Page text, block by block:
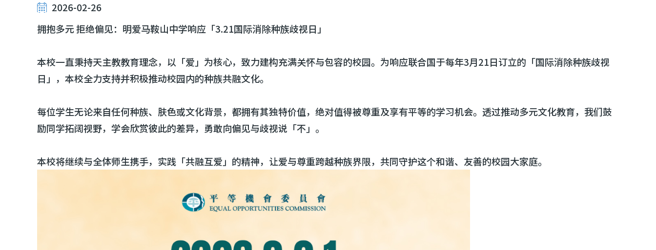
2026-02-26
拥抱多元 拒绝偏见：明爱马鞍山中学响应「3.21国际消除种族歧视日」
本校一直秉持天主教教育理念，以「爱」为核心，致力建构充满关怀与包容的校园。为响应联合国于每年3月21日订立的「国际消除种族歧视
日」，本校全力支持并积极推动校园内的种族共融文化。
每位学生无论来自任何种族、肤色或文化背景，都拥有其独特价值，绝对值得被尊重及享有平等的学习机会。透过推动多元文化教育，我们鼓
励同学拓阔视野，学会欣赏彼此的差异，勇敢向偏见与歧视说「不」。
本校将继续与全体师生携手，实践「共融互爱」的精神，让爱与尊重跨越种族界限，共同守护这个和谐、友善的校园大家庭。